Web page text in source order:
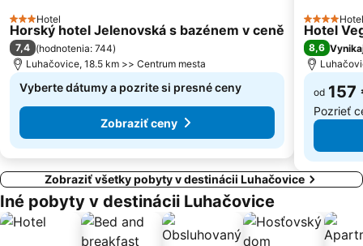
3 Počet hviezdičiek
Hotel
Horský hotel Jelenovská s bazénem v ceně
7,4 (hodnotenia: 744)
Luhačovice, 18.5 km >> Centrum mesta
Vyberte dátumy a pozrite si presné ceny
Zobraziť ceny
4 PočetHotel
Hotel
8,6
od 157
Pozrieť
Zobraziť všetky pobyty v destinácii Luhačovice
Iné pobyty v destinácii Luhačovice